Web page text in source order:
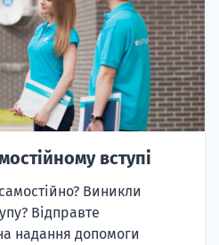
вступі
Виникли
Відправте
надання допомоги